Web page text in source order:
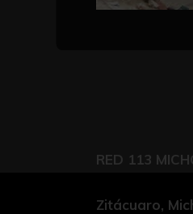
RED 113
Zitácuaro,